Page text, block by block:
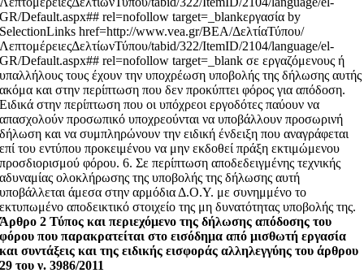
GR/Default.aspx## rel=nofollow target=_blankεργασία by
SelectionLinks href=http://www.vea.gr/ΒΕΑ/ΔελτίαΤύπου/
ΛεπτομέρειεςΔελτίωνΤύπου/tabid/322/ItemID/2104/language/el-
GR/Default.aspx## rel=nofollow target=_blank σε εργαζόμενους ή
υπαλλήλους τους έχουν την υποχρέωση υποβολής της δήλωσης αυτής
ακόμα και στην περίπτωση που δεν προκύπτει φόρος για απόδοση.
Ειδικά στην περίπτωση που οι υπόχρεοι εργοδότες παύουν να
απασχολούν προσωπικό υποχρεούνται να υποβάλλουν προσωρινή
δήλωση και να συμπληρώνουν την ειδική ένδειξη που αναγράφεται
επί του εντύπου προκειμένου να μην εκδοθεί πράξη εκτιμώμενου
προσδιορισμού φόρου. 6. Σε περίπτωση αποδεδειγμένης τεχνικής
αδυναμίας ολοκλήρωσης της υποβολής της δήλωσης αυτή
υποβάλλεται άμεσα στην αρμόδια Δ.Ο.Υ. με συνημμένο το
εκτυπωμένο αποδεικτικό στοιχείο της μη δυνατότητας υποβολής της.
Άρθρο 2 Τύπος και περιεχόμενο της δήλωσης απόδοσης του
φόρου που παρακρατείται στο εισόδημα από μισθωτή εργασία
και συντάξεις και της ειδικής εισφοράς αλληλεγγύης του άρθρου
29 του ν. 3986/2011